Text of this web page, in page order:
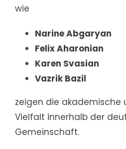
wie
Narine Abgaryan
Felix Aharonian
Karen Svasian
Vazrik Bazil
zeigen die akademische
Vielfalt innerhalb der
Gemeinschaft.